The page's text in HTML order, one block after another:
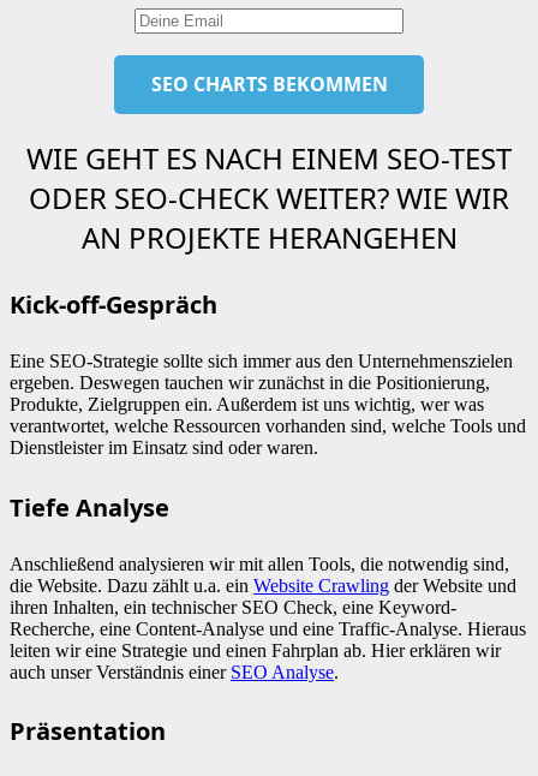
WIE GEHT ES NACH EINEM SEO-TEST
ODER SEO-CHECK WEITER? WIE WIR
AN PROJEKTE HERANGEHEN
Kick-off-Gespräch
Eine SEO-Strategie sollte sich immer aus den Unternehmenszielen
ergeben. Deswegen tauchen wir zunächst in die Positionierung,
Produkte, Zielgruppen ein. Außerdem ist uns wichtig, wer was
verantwortet, welche Ressourcen vorhanden sind, welche Tools und
Dienstleister im Einsatz sind oder waren.
Tiefe Analyse
Anschließend analysieren wir mit allen Tools, die notwendig sind,
die Website. Dazu zählt u.a. ein Website Crawling der Website und
ihren Inhalten, ein technischer SEO Check, eine Keyword-
Recherche, eine Content-Analyse und eine Traffic-Analyse. Hieraus
leiten wir eine Strategie und einen Fahrplan ab. Hier erklären wir
auch unser Verständnis einer SEO Analyse.
Präsentation